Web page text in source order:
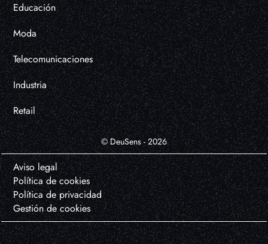
Educación
Moda
Telecomunicaciones
Industria
Retail
© DeuSens - 2026
Aviso legal
Política de cookies
Política de privacidad
Gestión de cookies